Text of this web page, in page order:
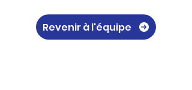
Revenir à l'équipe